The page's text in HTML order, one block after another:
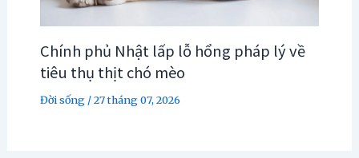
Chính phủ Nhật lấp lỗ hổng pháp lý về
tiêu thụ thịt chó mèo
Đời sống/27 tháng 07, 2026